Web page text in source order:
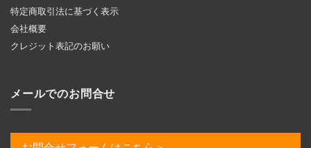
特定商取引法に基づく表示
会社概要
クレジット表記のお願い
メールでのお問合せ